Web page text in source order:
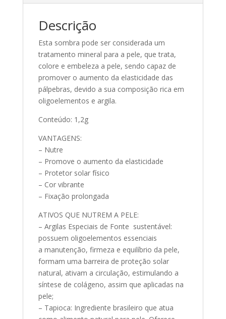
Descrição
Esta sombra pode ser considerada um
tratamento mineral para a pele, que trata,
colore e embeleza a pele, sendo capaz de
promover o aumento da elasticidade das
pálpebras, devido a sua composição rica em
oligoelementos e argila.
Conteúdo: 1,2g
VANTAGENS:
– Nutre
– Promove o aumento da elasticidade
– Protetor solar físico
– Cor vibrante
– Fixação prolongada
ATIVOS QUE NUTREM A PELE:
– Argilas Especiais de Fonte sustentável:
possuem oligoelementos essenciais
a manutenção, firmeza e equilíbrio da pele,
formam uma barreira de proteção solar
natural, ativam a circulação, estimulando a
síntese de colágeno, assim que aplicadas na
pele;
– Tapioca: Ingrediente brasileiro que atua